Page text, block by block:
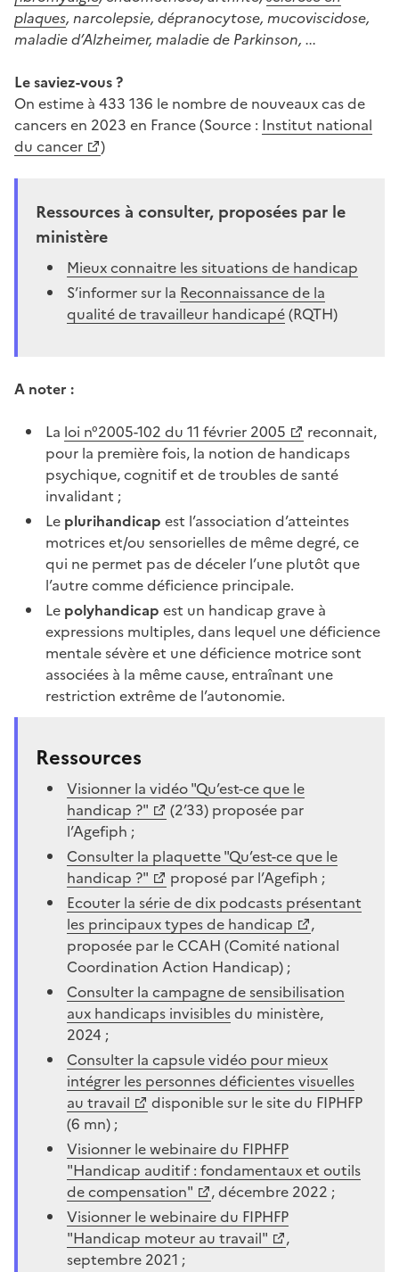
plaques, narcolepsie, dépranocytose, mucoviscidose,
maladie d’Alzheimer, maladie de Parkinson, ...
Le saviez-vous ?
On estime à 433 136 le nombre de nouveaux cas de
cancers en 2023 en France (Source : Institut national
du cancer
)
Ressources à consulter, proposées par le
ministère
Mieux connaitre les situations de handicap
S’informer sur la Reconnaissance de la
qualité de travailleur handicapé(RQTH)
A noter :
La loi n°2005-102 du 11 février 2005
reconnait,
pour la première fois, la notion de handicaps
psychique, cognitif et de troubles de santé
invalidant ;
Le plurihandicap est l’association d’atteintes
motrices et/ou sensorielles de même degré, ce
qui ne permet pas de déceler l’une plutôt que
l’autre comme déficience principale.
Le polyhandicap est un handicap grave à
expressions multiples, dans lequel une déficience
mentale sévère et une déficience motrice sont
associées à la même cause, entraînant une
restriction extrême de l’autonomie.
Ressources
Visionner la vidéo "Qu’est-ce que le
handicap ?"
(2’33) proposée par
l’Agefiph ;
Consulter la plaquette "Qu’est-ce que le
handicap ?"
proposé par l’Agefiph ;
Ecouter la série de dix podcasts présentant
les principaux types de handicap
,
proposée par le CCAH (Comité national
Coordination Action Handicap) ;
Consulter la campagne de sensibilisation
aux handicaps invisiblesdu ministère,
2024 ;
Consulter la capsule vidéo pour mieux
intégrer les personnes déficientes visuelles
au travail
disponible sur le site du FIPHFP
(6 mn) ;
Visionner le webinaire du FIPHFP
"Handicap auditif : fondamentaux et outils
de compensation"
, décembre 2022 ;
Visionner le webinaire du FIPHFP
"Handicap moteur au travail"
,
septembre 2021 ;